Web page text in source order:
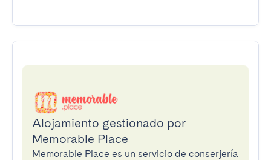
Alojamiento gestionado por
Memorable Place
Memorable Place es un servicio de conserjería